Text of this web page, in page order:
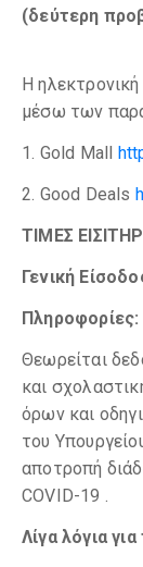
(δεύτερη
Η ηλεκτρονική
μέσω των
1. Gold Mall
2. Good Deals
ΤΙΜΕΣ
Γενική
Θεωρείται
και
όρων και
του
αποτροπή
COVID-19 .
Λίγα λόγια για